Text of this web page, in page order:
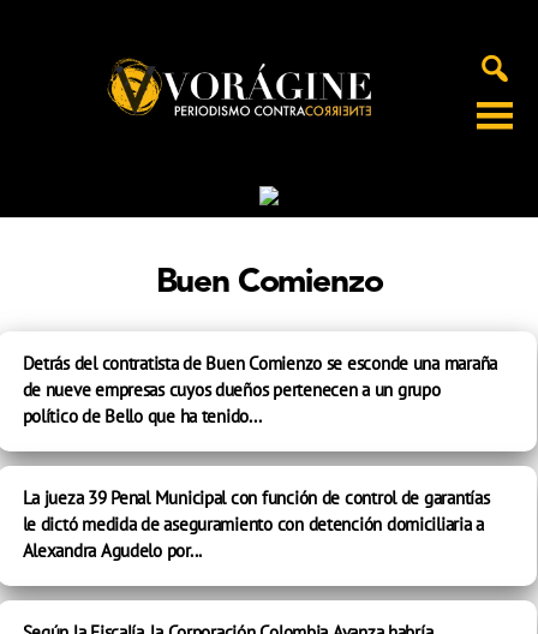
Buen Comienzo
Detrás del contratista de Buen Comienzo se esconde una maraña
de nueve empresas cuyos dueños pertenecen a un grupo
político de Bello que ha tenido...
La jueza 39 Penal Municipal con función de control de garantías
le dictó medida de aseguramiento con detención domiciliaria a
Alexandra Agudelo por...